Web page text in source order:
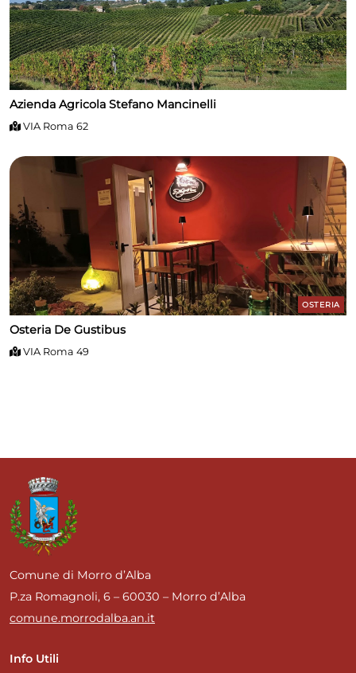
Azienda Agricola Stefano Mancinelli
VIA Roma 62
OSTERIA
Osteria De Gustibus
VIA Roma 49
Comune di Morro d’Alba
P.za Romagnoli, 6 – 60030 – Morro d’Alba
comune.morrodalba.an.it
Info Utili